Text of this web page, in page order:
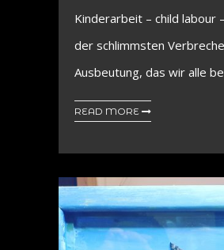
Kinderarbeit – child labour
der schlimmsten
Ausbeutung, das wir alle
READ MORE